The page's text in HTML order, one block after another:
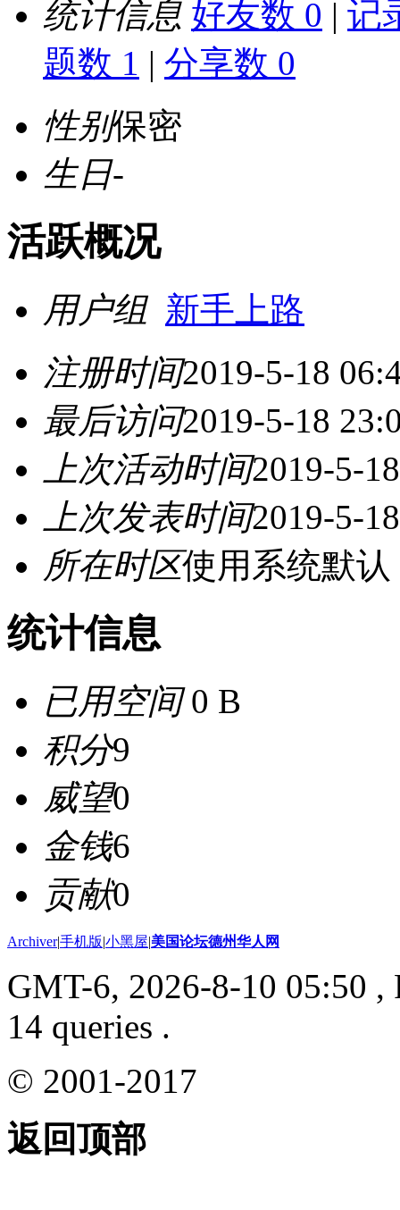
统计信息 好友数 0 | 记
题数 1 | 分享数 0
性别保密
生日-
活跃概况
用户组 新手上路
注册时间2019-5-18
最后访问2019-5-18
上次活动时间2019-5-
上次发表时间2019-5-
所在时区使用系统默认
统计信息
已用空间0 B
积分9
威望0
金钱6
贡献0
Archiver|手机版|小黑屋|美国论坛德州华人网
GMT-6, 2026-8-10 05:50 ,
14 queries .
© 2001-2017
返回顶部